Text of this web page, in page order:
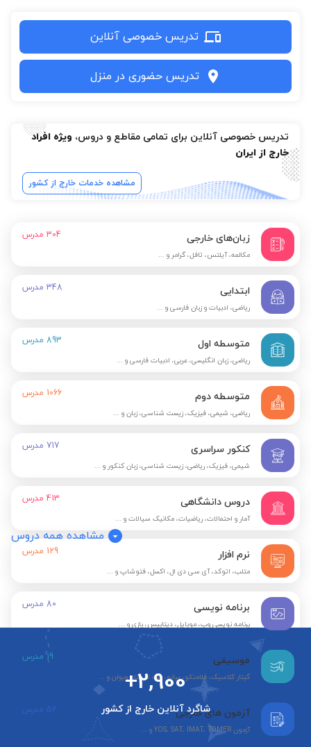
تدریس خصوصی آنلاین
تدریس حضوری در منزل
تدریس خصوصی آنلاین برای تمامی مقاطع و دروس، ویژه افراد
خارج از ایران
مشاهده خدمات خارج از کشور
زبان‌های خارجی
مکالمه، آیلتس، تافل، گرامر و ...
304 مدرس
ابتدایی
ریاضی، ادبیات و زبان فارسی و ...
348 مدرس
متوسطه اول
ریاضی، زبان انگلیسی، عربی، ادبیات فارسی و ...
893 مدرس
متوسطه دوم
ریاضی، شیمی، فیزیک، زیست شناسی، زبان و ...
1066 مدرس
کنکور سراسری
شیمی، فیزیک، ریاضی، زیست شناسی، زبان کنکور و ...
717 مدرس
دروس دانشگاهی
آمار و احتمالات، ریاضیات، مکانیک سیالات و ...
413 مدرس
نرم افزار
متلب، اتوکد، آی سی دی ال، اکسل، فتوشاپ و ...
129 مدرس
برنامه نویسی
برنامه نویسی وب، موبایل، دیتابیس، بازی و ...
80 مدرس
موسیقی
گیتار کلاسیک، فلامنکو، پیانو، سه تار، تار، ویولن و ...
19 مدرس
آزمون های خارجی
آزمون YOS، SAT، IMAT، TOMER و ...
52 مدرس
مشاهده همه دروس
+2,900
شاگرد آنلاین خارج از کشور